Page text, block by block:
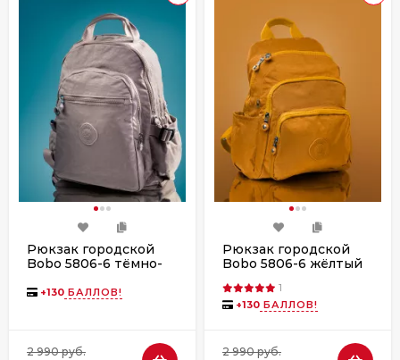
Рюкзак городской
Bobo 5806-6 тёмно-
+130 БАЛЛОВ!
2 990 руб.
Рюкзак городской
Bobo 5806-6 жёлтый
1
+130 БАЛЛОВ!
2 990 руб.